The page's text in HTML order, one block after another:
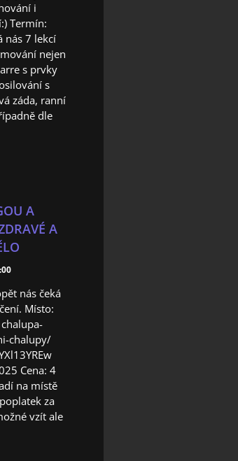
i
Termín:
nás 7 lekcí
nejen
s prvky
s
záda, ranní
dle
A
A
nás čeká
Místo:
chalupy/
Cena: 4
na místě
za
vzít ale